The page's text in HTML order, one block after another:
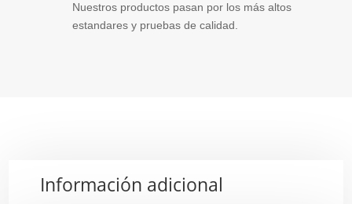
Nuestros productos pasan por los más altos
estandares y pruebas de calidad.
Información adicional